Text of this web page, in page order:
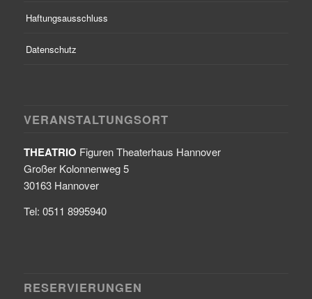
Haftungsausschluss
Datenschutz
VERANSTALTUNGSORT
THEATRIO Figuren Theaterhaus Hannover
Großer Kolonnenweg 5
30163 Hannover
Tel: 0511 8995940
RESERVIERUNGEN